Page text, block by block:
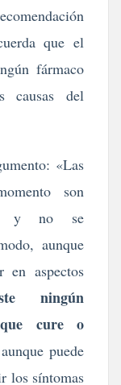
que el
fármaco
causas del
«Las
son
y no se
aunque
en aspectos
ningún
cure o
puede
los síntomas